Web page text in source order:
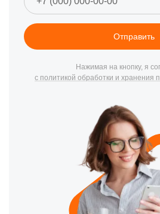
Отправить
Нажимая на кнопку, я
с политикой обработки и хранения